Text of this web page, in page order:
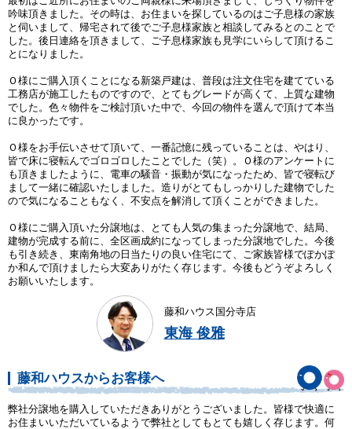
吟味頂きました。その時は、お住まいを探しているのはご子息様の家族
と伺いまして、帰宅されて後でご子息様家族と相談してみるとのことで
した。後日連絡を頂きまして、ご子息様家族も見学にいらして頂けるこ
とになりました。
Ｏ様にご購入頂くことになる新築戸建は、普段は注文住宅を建てている
工務店が施工したものですので、とてもグレードが高くて、上質な建物
でした。色々物件をご検討頂いた中で、今回の物件を選んで頂けて本当
に良かったです。
Ｏ様をお手伝いさせて頂いて、一番記憶に残っていることは、やはり、
皆で床に寝転んでゴロゴロしたことでした（笑）。Ｏ様のアンケートに
も頂きましたように、電車の騒音・振動が気になったため、皆で寝転び
まして一緒に確認いたしました。造りがとてもしっかりした建物でした
ので気になることもなく、不安点を解消して頂くことができました。
Ｏ様にご購入頂いた分譲地は、とても人気の集まった分譲地で、結局、
建物が完成する前に、全区画成約になってしまった分譲地でした。今後
も引き続き、東南角地の日当たりの良い住宅にて、ご家族皆様でぽかぽ
か和んで頂けましたら大変ありがたく存じます。今後もどうぞよろしく
お願いいたします。
藤和ハウス国分寺店
東海 俊雅
藤和ハウスからお客様へ
弊社分譲地を購入していただきありがとうございました。皆様で快適に
お住まいいただいているようで弊社としてもとても嬉しく存じます。何